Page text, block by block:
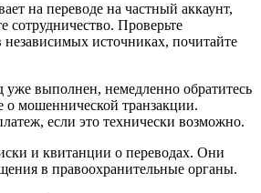
на переводе на частный аккаунт,
сотрудничество. Проверьте
источниках, почитайте
уже выполнен, немедленно обратитесь
мошеннической транзакции.
если это технически возможно.
и квитанции о переводах. Они
в правоохранительные органы.